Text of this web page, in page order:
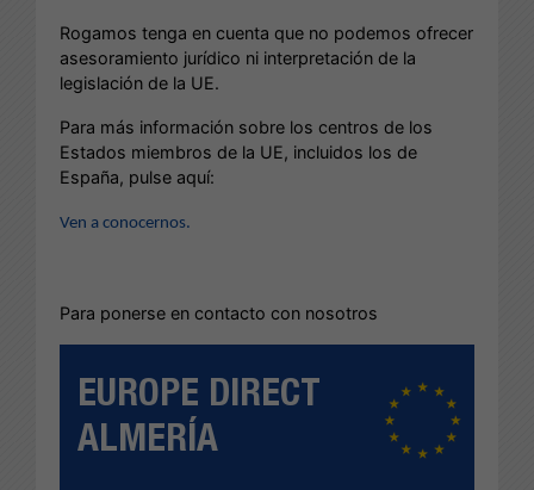
Rogamos tenga en cuenta que no podemos ofrecer
asesoramiento jurídico ni interpretación de la
legislación de la UE.
Para más información sobre los centros de los
Estados miembros de la UE, incluidos los de
España, pulse aquí:
Ven a conocernos.
Para ponerse en contacto con nosotros
EUROPE DIRECT
ALMERÍA